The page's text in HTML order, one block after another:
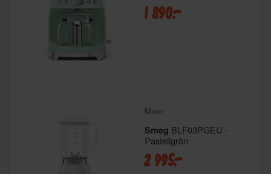
1 890:-
Mixer
Smeg BLF03PGEU -
Pastellgrön
2 995:-